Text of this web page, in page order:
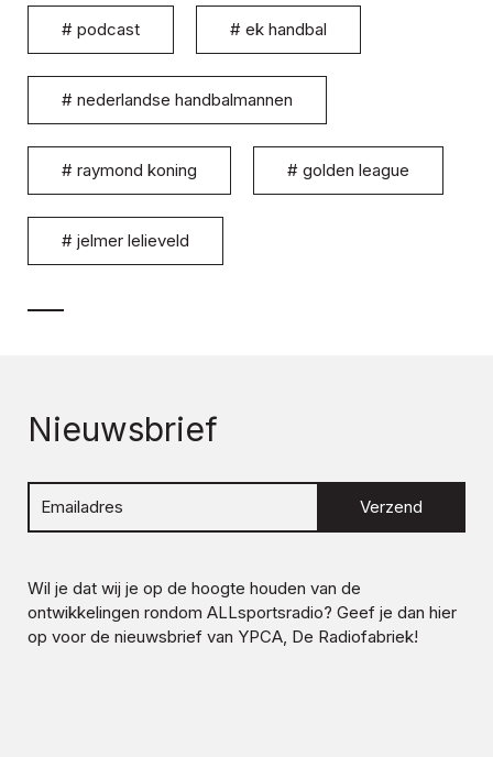
# podcast # ek handbal
# nederlandse handbalmannen
# raymond koning # golden league
# jelmer lelieveld
Nieuwsbrief
Verzend
Wil je dat wij je op de hoogte houden van de
ontwikkelingen rondom ALLsportsradio? Geef je dan hier
op voor de nieuwsbrief van YPCA, De Radiofabriek!